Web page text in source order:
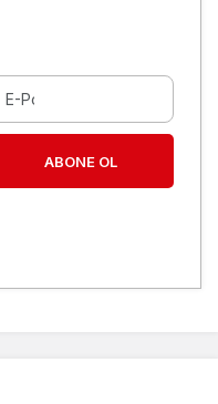
ABONE OL